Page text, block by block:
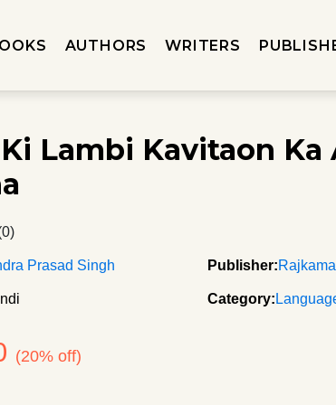
AUTHORS WRITERS
Lambi Kavitaon Ka
Prasad Singh Publisher:
Category:
(20% off)